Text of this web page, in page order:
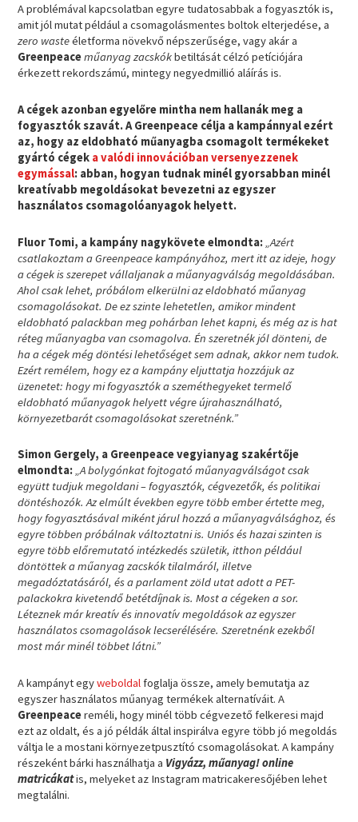
A problémával kapcsolatban egyre tudatosabbak a fogyasztók is,
amit jól mutat például a csomagolásmentes boltok elterjedése, a
zero wasteéletforma növekvő népszerűsége, vagy akár a
Greenpeaceműanyag zacskókbetiltását célzó petíciójára
érkezett rekordszámú, mintegy negyedmillió aláírás is.
A cégek azonban egyelőre mintha nem hallanák meg a
fogyasztók szavát. A Greenpeace célja a kampánnyal ezért
az, hogy az eldobható műanyagba csomagolt termékeket
gyártó cégek a valódi innovációban versenyezzenek
egymással: abban, hogyan tudnak minél gyorsabban minél
kreatívabb megoldásokat bevezetni az egyszer
használatos csomagolóanyagok helyett.
Fluor Tomi, a kampány nagykövete elmondta: „Azért
csatlakoztam a Greenpeace kampányához, mert itt az ideje, hogy
a cégek is szerepet vállaljanak a műanyagválság megoldásában.
Ahol csak lehet, próbálom elkerülni az eldobható műanyag
csomagolásokat. De ez szinte lehetetlen, amikor mindent
eldobható palackban meg pohárban lehet kapni, és még az is hat
réteg műanyagba van csomagolva. Én szeretnék jól dönteni, de
ha a cégek még döntési lehetőséget sem adnak, akkor nem tudok.
Ezért remélem, hogy ez a kampány eljuttatja hozzájuk az
üzenetet: hogy mi fogyasztók a szeméthegyeket termelő
eldobható műanyagok helyett végre újrahasználható,
környezetbarát csomagolásokat szeretnénk.”
Simon Gergely, a Greenpeace vegyianyag szakértője
elmondta:„A bolygónkat fojtogató műanyagválságot csak
együtt tudjuk megoldani – fogyasztók, cégvezetők, és politikai
döntéshozók. Az elmúlt években egyre több ember értette meg,
hogy fogyasztásával miként járul hozzá a műanyagválsághoz, és
egyre többen próbálnak változtatni is. Uniós és hazai szinten is
egyre több előremutató intézkedés születik, itthon például
döntöttek a műanyag zacskók tilalmáról, illetve
megadóztatásáról, és a parlament zöld utat adott a PET-
palackokra kivetendő betétdíjnak is. Most a cégeken a sor.
Léteznek már kreatív és innovatív megoldások az egyszer
használatos csomagolások lecserélésére. Szeretnénk ezekből
most már minél többet látni.”
A kampányt egyweboldalfoglalja össze, amely bemutatja az
egyszer használatos műanyag termékek alternatíváit. A
Greenpeacereméli, hogy minél több cégvezető felkeresi majd
ezt az oldalt, és a jó példák által inspirálva egyre több jó megoldás
váltja le a mostani környezetpusztító csomagolásokat. A kampány
részeként bárki használhatja a Vigyázz, műanyag! online
matricákatis, melyeket az Instagram matricakeresőjében lehet
megtalálni.